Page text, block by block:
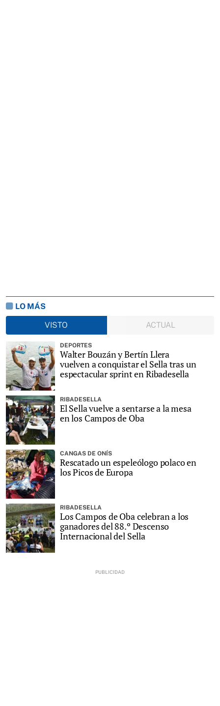
LO MÁS
VISTO
ACTUAL
DEPORTES
Walter Bouzán y Bertín Llera
vuelven a conquistar el Sella tras un
espectacular sprint en Ribadesella
RIBADESELLA
El Sella vuelve a sentarse a la mesa
en los Campos de Oba
CANGAS DE ONÍS
Rescatado un espeleólogo polaco en
los Picos de Europa
RIBADESELLA
Los Campos de Oba celebran a los
ganadores del 88.º Descenso
Internacional del Sella